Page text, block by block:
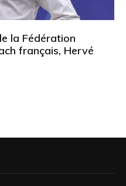
la Fédération
français, Hervé